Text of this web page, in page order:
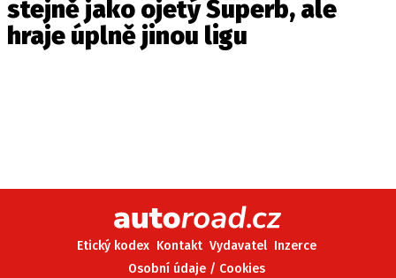
stejně jako ojetý Superb, ale
hraje úplně jinou ligu
Etický kodex Kontakt Vydavatel Inzerce
Osobní údaje / Cookies